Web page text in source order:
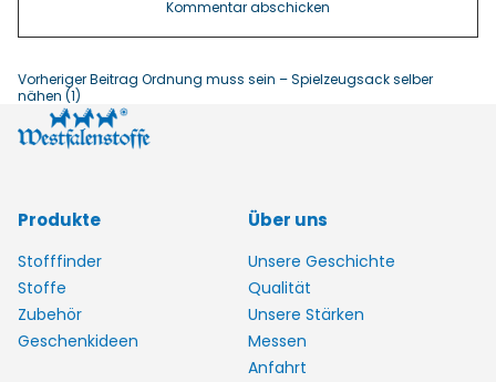
Vorheriger Beitrag Ordnung muss sein – Spielzeugsack selber
nähen (1)
Produkte
Stofffinder
Stoffe
Zubehör
Geschenkideen
Über uns
Unsere Geschichte
Qualität
Unsere Stärken
Messen
Anfahrt